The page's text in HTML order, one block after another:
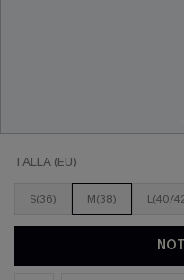
TALLA (EU)
S(36) M(38) L(40/